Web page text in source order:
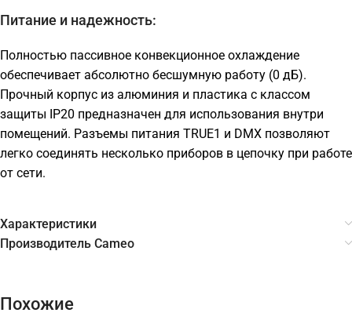
Питание и надежность:
Полностью пассивное конвекционное охлаждение
обеспечивает абсолютно бесшумную работу (0 дБ).
Прочный корпус из алюминия и пластика с классом
защиты IP20 предназначен для использования внутри
помещений. Разъемы питания TRUE1 и DMX позволяют
легко соединять несколько приборов в цепочку при работе
от сети.
Характеристики
Производитель Cameo
Похожие